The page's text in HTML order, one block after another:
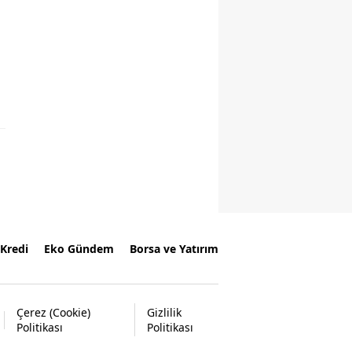
Kredi Eko Gündem Borsa ve Yatırım
Çerez (Cookie)
Politikası
Gizlilik
Politikası